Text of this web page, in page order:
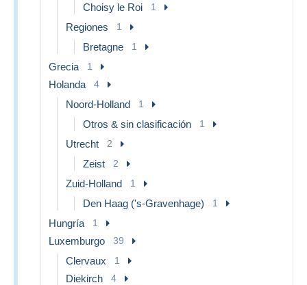
Choisy le Roi 1
Regiones 1
Bretagne 1
Grecia 1
Holanda 4
Noord-Holland 1
Otros & sin clasificación 1
Utrecht 2
Zeist 2
Zuid-Holland 1
Den Haag ('s-Gravenhage) 1
Hungría 1
Luxemburgo 39
Clervaux 1
Diekirch 4